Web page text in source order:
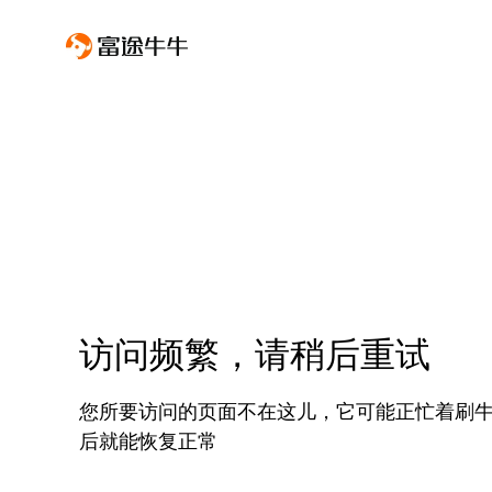
访问频繁，请稍后重试
您所要访问的页面不在这儿，它可能正忙着刷
后就能恢复正常